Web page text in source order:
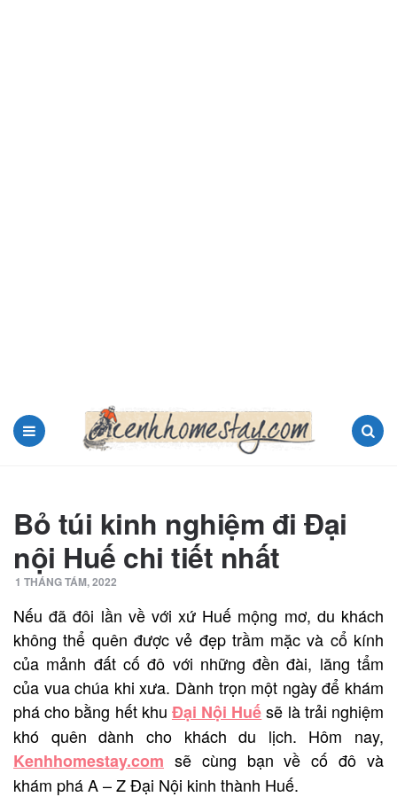
Bỏ túi kinh nghiệm đi Đại
nội Huế chi tiết nhất
1 THÁNG TÁM, 2022
Nếu đã đôi lần về với xứ Huế mộng mơ, du khách
không thể quên được vẻ đẹp trầm mặc và cổ kính
của mảnh đất cố đô với những đền đài, lăng tẩm
của vua chúa khi xưa. Dành trọn một ngày để khám
phá cho bằng hết khu Đại Nội Huếsẽ là trải nghiệm
khó quên dành cho khách du lịch. Hôm nay,
Kenhhomestay.com sẽ cùng bạn về cố đô và
khám phá A – Z Đại Nội kinh thành Huế.